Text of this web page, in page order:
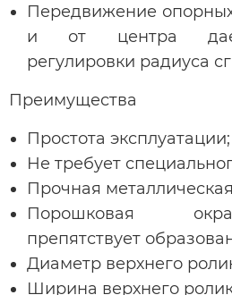
Передвижение
и от центра
регулировки радиуса
Преимущества
Простота эксплуатации;
Не требует
Прочная
Порошковая
препятствует
Диаметр верхнего
Ширина верхнего